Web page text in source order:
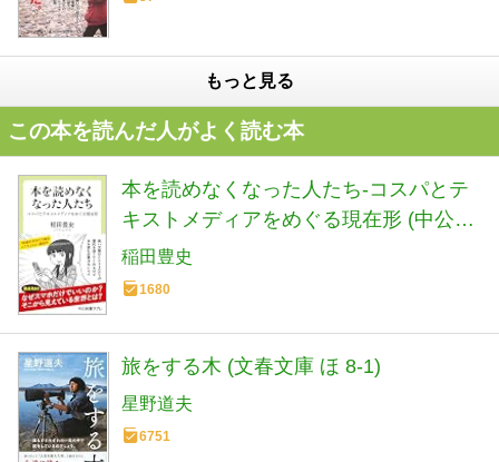
もっと見る
この本を読んだ人がよく読む本
本を読めなくなった人たち-コスパとテ
キストメディアをめぐる現在形 (中公新
書ラクレ 861)
稲田豊史
1680
旅をする木 (文春文庫 ほ 8-1)
星野道夫
6751